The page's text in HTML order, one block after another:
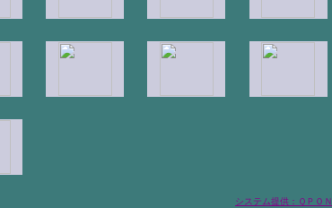
システム提供：ＱＰＯＮ